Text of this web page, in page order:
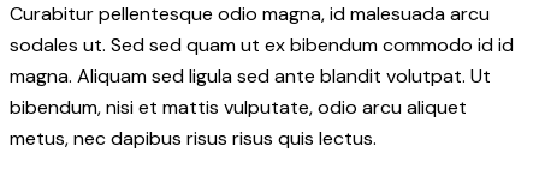
Curabitur pellentesque odio magna, id malesuada arcu
sodales ut. Sed sed quam ut ex bibendum commodo id id
magna. Aliquam sed ligula sed ante blandit volutpat. Ut
bibendum, nisi et mattis vulputate, odio arcu aliquet
metus, nec dapibus risus risus quis lectus.